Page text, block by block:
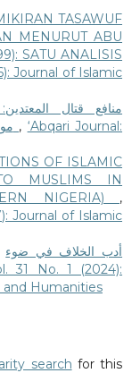
TASAWUF
MENURUT ABU
SATU ANALISIS
Journal of Islamic
منافع قتال
, ‘Abqari Journal:
OF ISLAMIC
MUSLIMS IN
NIGERIA) ,
Journal of Islamic
أدب الخلاف في ضوء
31 No. 1 (2024):
and Humanities
search for this